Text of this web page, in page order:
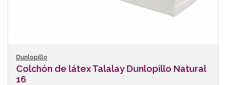
Dunlopillo
Colchón de látex Talalay Dunlopillo Natural
16